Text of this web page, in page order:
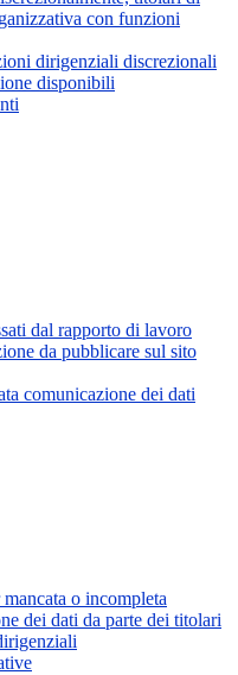
con funzioni
dirigenziali discrezionali
disponibili
dal rapporto di lavoro
da pubblicare sul sito
comunicazione dei dati
o incompleta
dei dati da parte dei titolari